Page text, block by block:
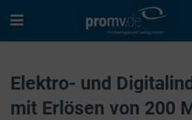
Elektro- und
mit Erlösen von 200